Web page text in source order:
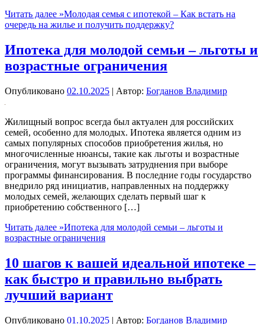
Читать далее »Молодая семья с ипотекой – Как встать на
очередь на жилье и получить поддержку?
Ипотека для молодой семьи – льготы и
возрастные ограничения
Опубликовано 02.10.2025 | Автор: Богданов Владимир
Жилищный вопрос всегда был актуален для российских
семей, особенно для молодых. Ипотека является одним из
самых популярных способов приобретения жилья, но
многочисленные нюансы, такие как льготы и возрастные
ограничения, могут вызывать затруднения при выборе
программы финансирования. В последние годы государство
внедрило ряд инициатив, направленных на поддержку
молодых семей, желающих сделать первый шаг к
приобретению собственного […]
Читать далее »Ипотека для молодой семьи – льготы и
возрастные ограничения
10 шагов к вашей идеальной ипотеке –
как быстро и правильно выбрать
лучший вариант
Опубликовано 01.10.2025 | Автор: Богданов Владимир